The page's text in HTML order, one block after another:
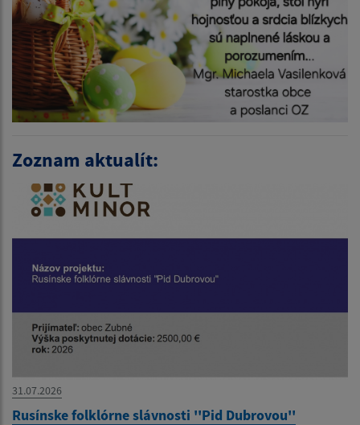
Zoznam aktualít:
31.07.2026
Rusínske folklórne slávnosti ''Pid Dubrovou''